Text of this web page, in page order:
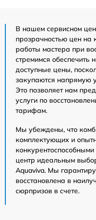
В нашем сервисном
прозрачностью цен на
работы мастера при
стремимся обеспечить
доступные цены,
закупаются напрямую
Это позволяет нам
услуги по
тарифам.
Мы убеждены, что
комплектующих и
центр идеальным
Aquaviva. Мы
восстановлена в
сюрпризов в счете.